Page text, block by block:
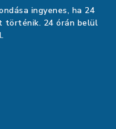
ingyenes, ha 24
24 órán belül